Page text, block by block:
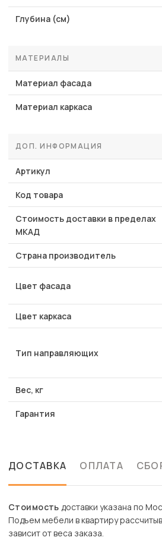
Глубина (см)
МАТЕРИАЛЫ
Материал фасада
Материал каркаса
ДОП. ИНФОРМАЦИЯ
Артикул
Код товара
Стоимость доставки в пределах
МКАД
Страна производитель
Цвет фасада
Цвет каркаса
Тип направляющих
Вес, кг
Гарантия
ДОСТАВКА ОПЛАТА
Стоимость доставки указана по
Подъем мебели в квартиру
зависит от веса заказа.